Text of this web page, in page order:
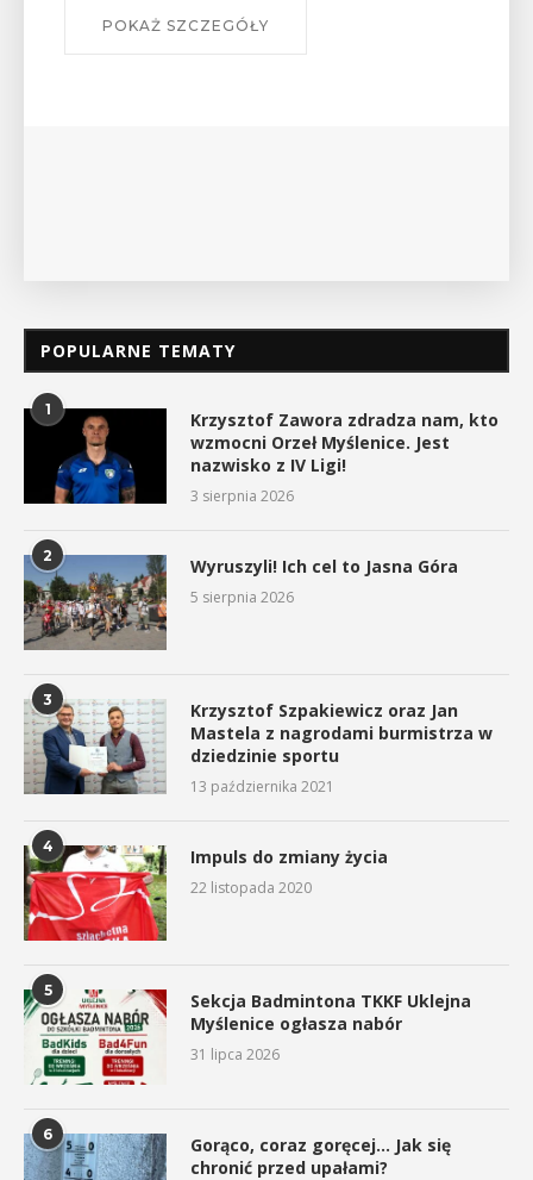
W środę 12 sierpnia o godz. 17 w Miejskiej
POPULARNE TEMATY
1
Krzysztof Zawora zdradza nam, kto
wzmocni Orzeł Myślenice. Jest
nazwisko z IV Ligi!
3 sierpnia 2026
2 Wyruszyli! Ich cel to Jasna Góra
5 sierpnia 2026
3
Krzysztof Szpakiewicz oraz Jan
Mastela z nagrodami burmistrza w
dziedzinie sportu
13 października 2021
4 Impuls do zmiany życia
22 listopada 2020
5
Sekcja Badmintona TKKF Uklejna
Myślenice ogłasza nabór
31 lipca 2026
6
Gorąco, coraz goręcej… Jak się
chronić przed upałami?